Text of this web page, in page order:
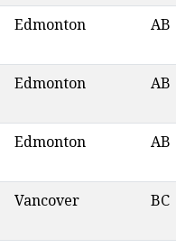
Edmonton AB
Edmonton AB
Edmonton AB
Vancover BC